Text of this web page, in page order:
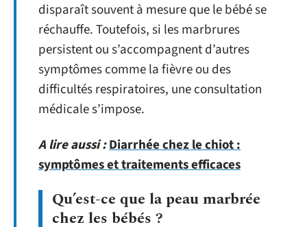
disparaît souvent à mesure que le bébé se
réchauffe. Toutefois, si les marbrures
persistent ou s’accompagnent d’autres
symptômes comme la fièvre ou des
difficultés respiratoires, une consultation
médicale s’impose.
A lire aussi :Diarrhée chez le chiot :
symptômes et traitements efficaces
Qu’est-ce que la peau marbrée
chez les bébés ?